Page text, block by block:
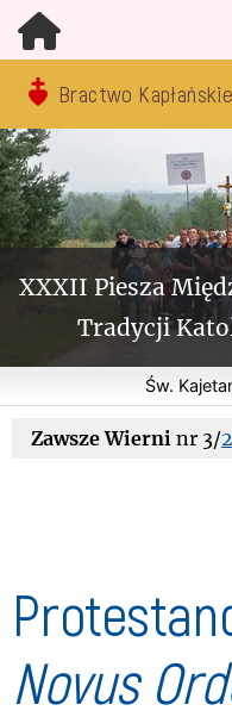
Bractwo
XXXII Piesza
Tradycji
Św.
Zawsze Wierni nr 3/
Novus